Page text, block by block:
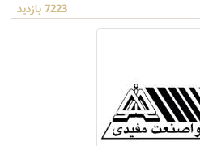
7223 بازدید